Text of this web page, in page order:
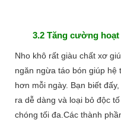
3.2 Tăng cường
Nho khô rất giàu chất xơ
ngăn ngừa táo bón giúp hệ
hơn mỗi ngày. Bạn biết
ra dễ dàng và loại bỏ độc
chóng tối đa.Các thành